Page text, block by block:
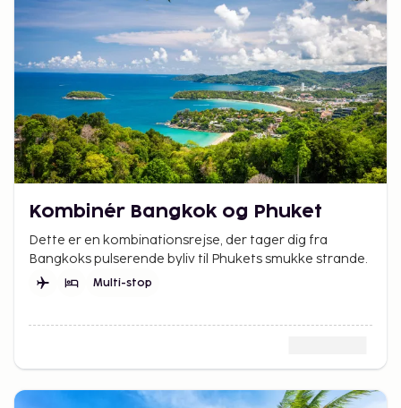
Kombinér Bangkok og Phuket
Dette er en kombinationsrejse, der tager dig fra
Bangkoks pulserende byliv til Phukets smukke strande.
Multi-stop